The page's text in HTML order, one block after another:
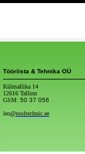
Tööriista & Tehnika OÜ
Külmallika 14
12616 Tallinn
GSM: 50 37 056
leo@tooltechnic.ee